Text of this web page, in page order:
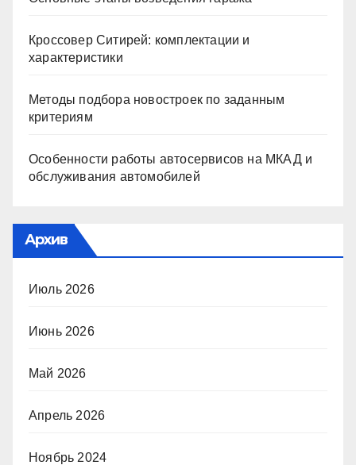
Кроссовер Ситирей: комплектации и
характеристики
Методы подбора новостроек по заданным
критериям
Особенности работы автосервисов на МКАД и
обслуживания автомобилей
Архив
Июль 2026
Июнь 2026
Май 2026
Апрель 2026
Ноябрь 2024